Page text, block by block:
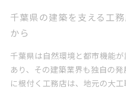
千葉県の建築を支える工
から
千葉県は自然環境と都市機能
あり、その建築業界も独自の
に根付く工務店は、地元の大